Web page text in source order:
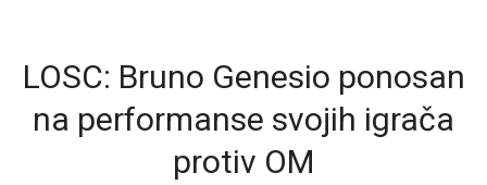
LOSC: Bruno Genesio ponosan
na performanse svojih igrača
protiv OM